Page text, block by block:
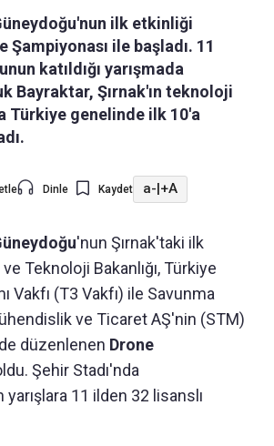
ilk etkinliği
Şampiyonası ile başladı. 11
katıldığı yarışmada
Bayraktar, Şırnak'ın teknoloji
Türkiye genelinde ilk 10'a
Dinle Kaydet a- +A
'nun Şırnak'taki ilk
Teknoloji Bakanlığı, Türkiye
Vakfı (T3 Vakfı) ile Savunma
ve Ticaret AŞ'nin (STM)
düzenlenen Drone
Şehir Stadı'nda
11 ilden 32 lisanslı